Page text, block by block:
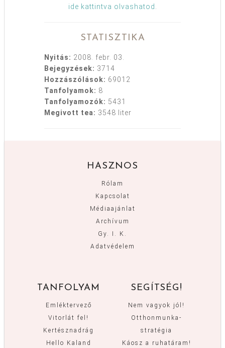
ide kattintva olvashatod
STATISZTIKA
Nyitás: 2008. febr. 03.
Bejegyzések: 3714
Hozzászólások: 69012
Tanfolyamok: 8
Tanfolyamozók: 5431
Megivott tea: 3548 liter
HASZNOS
Rólam
Kapcsolat
Médiaajánlat
Archívum
Gy. I. K.
Adatvédelem
TANFOLYAM
Emléktervező
Vitorlát fel!
Kertésznadrág
Hello Kaland
SEGÍTSÉG!
Nem vagyok jól!
Otthonmunka-
stratégia
Káosz a ruhatáram!